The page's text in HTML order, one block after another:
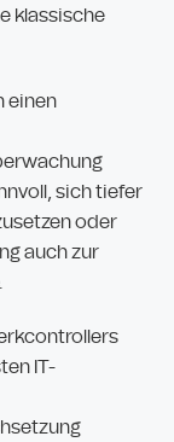
klassische
einen
sich tiefer
oder
auch zur
IT-